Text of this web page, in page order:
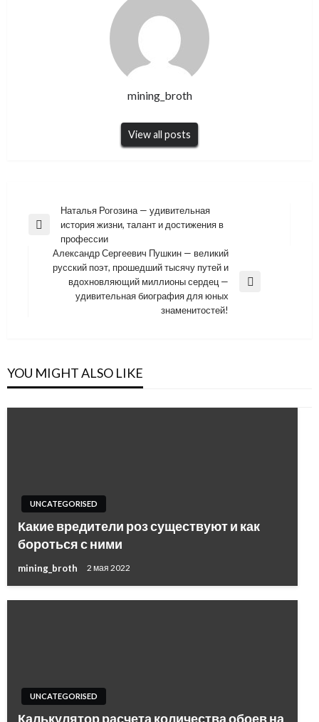
mining_broth
View all posts
Навигация
по
записям
Previous
Наталья Рогозина — удивительная
история жизни, талант и достижения в
профессии
Александр Сергеевич Пушкин — великий
русский поэт, прошедший тысячу путей и
вдохновляющий миллионы сердец —
удивительная биография для юных
знаменитостей!
YOU MIGHT ALSO LIKE
UNCATEGORISED
Какие вредители роз существуют и как
бороться с ними
mining_broth 2 мая 2022
UNCATEGORISED
Калькулятор расчета количества обоев на